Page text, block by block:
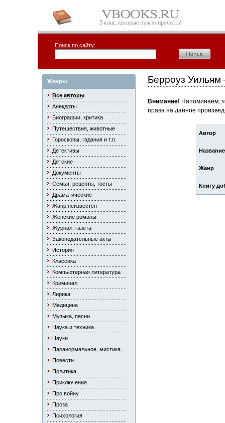
5 книг, которые нужно прочесть!
Поиск по сайту:
Жанры
Все авторы
Анекдоты
Биографии, критика
Путешествия, животные
Гороскопы, гадания и т.п.
Детективы
Детские
Документы
Семья, рецепты, тосты
Драматические
Жанр неизвестен
Женские романы
Журнал, газета
Законодательные акты
История
Классика
Компьютерная литература
Криминал
Лирика
Медицина
Музыка, песни
Наука и техника
Науки
Паранормальное, мистика
Повести
Политика
Приключения
Про войну
Проза
Психология
Берроуз Уильям
Внимание! Напоминаем,
права на данное
Автор
Название
Жанр
Книгу